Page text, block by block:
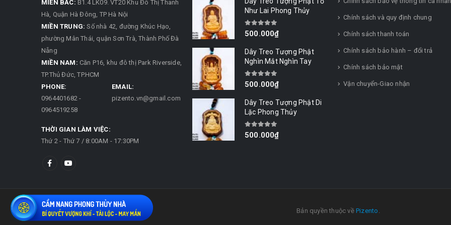
MIỀN BẮC: B1.4 LK09. VT20 Khu Đô Thị Thanh
Hà, Quận Hà Đông, TP Hà Nội
MIỀN TRUNG: Số nhà 42, đường Khúc Hạo,
phường Mân Thái, quận Sơn Trà, Thành Phố Đà
Nẵng
MIỀN NAM: Căn P16, khu đô thị Park Riverside,
TP.Thủ Đức, TP.HCM
PHONE:
0964401682 -
0964519258
EMAIL:
pizento.vn@gmail.com
THỜI GIAN LÀM VIỆC:
Thứ 2 - Thứ 7 / 8:00AM - 17:30PM
Như Lai Phong Thủy
0out of 5
500.000₫
Dây Treo Tượng Phật
Nghìn Mắt Nghìn Tay
0out of 5
500.000₫
Dây Treo Tượng Phật Di
Lặc Phong Thủy
0out of 5
500.000₫
Chính sách và quy định chung
Chính sách thanh toán
Chính sách bảo hành – đổi trả
Chính sách bảo mật
Vận chuyển-Giao nhận
Bản quyền thuộc vềPizento .